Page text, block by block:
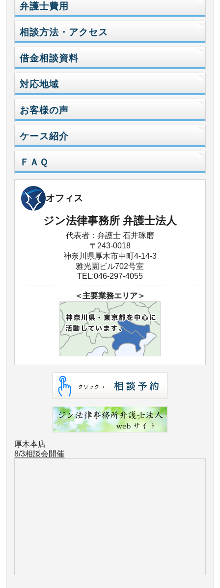
弁護士費用
相談方法・アクセス
借金相談資料
対応地域
お客様の声
ケース紹介
ＦＡＱ
オフィス
ジン法律事務所 弁護士法人
代表者：弁護士 石井琢磨
〒243-0018
神奈川県厚木市中町4-14-3
雅光園ビル702号室
TEL:046-297-4055
＜主要業務エリア＞
厚木本店
8/3相談会開催